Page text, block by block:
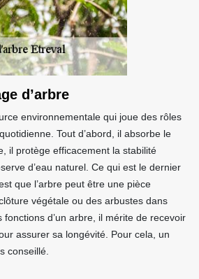
d’arbre
environnementale qui joue des rôles
Tout d’abord, il absorbe le
il protège efficacement la stabilité
d’eau naturel. Ce qui est le dernier
que l’arbre peut être une pièce
végétale ou des arbustes dans
fonctions d’un arbre, il mérite de recevoir
assurer sa longévité. Pour cela, un
conseillé.